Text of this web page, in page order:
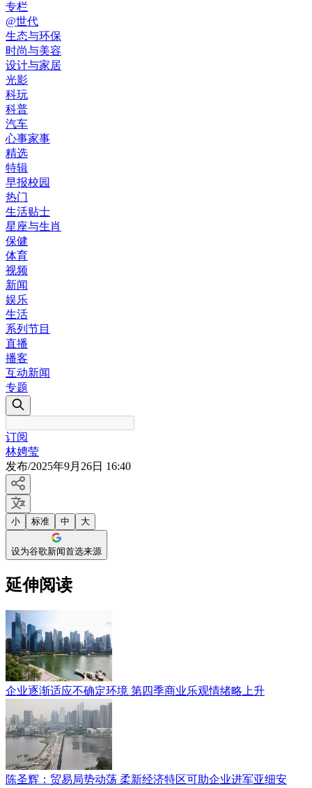
专栏
@世代
生态与环保
时尚与美容
设计与家居
光影
科玩
科普
汽车
心事家事
精选
特辑
早报校园
热门
生活贴士
星座与生肖
保健
体育
视频
新闻
娱乐
生活
系列节目
直播
播客
互动新闻
专题
订阅
林娉莹
发布/2025年9月26日 16:40
小 标准 中 大
设为谷歌新闻首选来源
延伸阅读
企业逐渐适应不确定环境 第四季商业乐观情绪略上升
陈圣辉：贸易局势动荡 柔新经济特区可助企业进军亚细安